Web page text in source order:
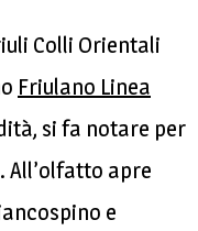
Colli Orientali
Friulano Linea
si fa notare per
All’olfatto apre
e